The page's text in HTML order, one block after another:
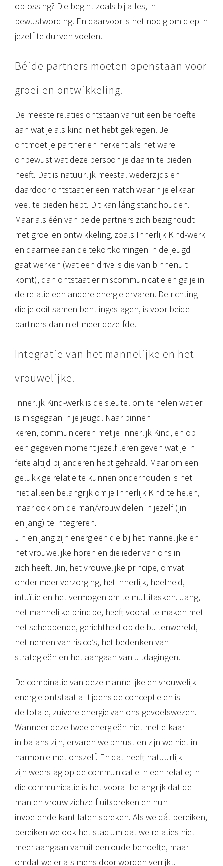
oplossing? Die begint zoals bij alles, in
bewustwording. En daarvoor is het nodig om diep in
jezelf te durven voelen.
Béide partners moeten openstaan voor
groei en ontwikkeling.
De meeste relaties ontstaan vanuit een behoefte
aan wat je als kind niet hebt gekregen. Je
ontmoet je partner en herkent als het ware
onbewust wat deze persoon je daarin te bieden
heeft. Dat is natuurlijk meestal wederzijds en
daardoor ontstaat er een match waarin je elkaar
veel te bieden hebt. Dit kan láng standhouden.
Maar als één van beide partners zich bezighoudt
met groei en ontwikkeling, zoals Innerlijk Kind-werk
en daarmee aan de tekortkomingen in de jeugd
gaat werken (wat een drive is die van binnenuit
komt), dan ontstaat er miscommunicatie en ga je in
de relatie een andere energie ervaren. De richting
die je ooit samen bent ingeslagen, is voor beide
partners dan niet meer dezelfde.
Integratie van het mannelijke en het
vrouwelijke.
Innerlijk Kind-werk is de sleutel om te helen wat er
is misgegaan in je jeugd. Naar binnen
keren, communiceren met je Innerlijk Kind, en op
een gegeven moment jezelf leren geven wat je in
feite altijd bij anderen hebt gehaald. Maar om een
gelukkige relatie te kunnen onderhouden is het
niet alleen belangrijk om je Innerlijk Kind te helen,
maar ook om de man/vrouw delen in jezelf (jin
en jang) te integreren.
Jin en jang zijn energieën die bij het mannelijke en
het vrouwelijke horen en die ieder van ons in
zich heeft. Jin, het vrouwelijke principe, omvat
onder meer verzorging, het innerlijk, heelheid,
intuïtie en het vermogen om te multitasken. Jang,
het mannelijke principe, heeft vooral te maken met
het scheppende, gerichtheid op de buitenwereld,
het nemen van risico’s, het bedenken van
strategieën en het aangaan van uitdagingen.
De combinatie van deze mannelijke en vrouwelijk
energie ontstaat al tijdens de conceptie en is
de totale, zuivere energie van ons gevoelswezen.
Wanneer deze twee energieën niet met elkaar
in balans zijn, ervaren we onrust en zijn we niet in
harmonie met onszelf. En dat heeft natuurlijk
zijn weerslag op de communicatie in een relatie; in
die communicatie is het vooral belangrijk dat de
man en vrouw zichzelf uitspreken en hun
invoelende kant laten spreken. Als we dát bereiken,
bereiken we ook het stadium dat we relaties niet
meer aangaan vanuit een oude behoefte, maar
omdat we er als mens door worden verrijkt.